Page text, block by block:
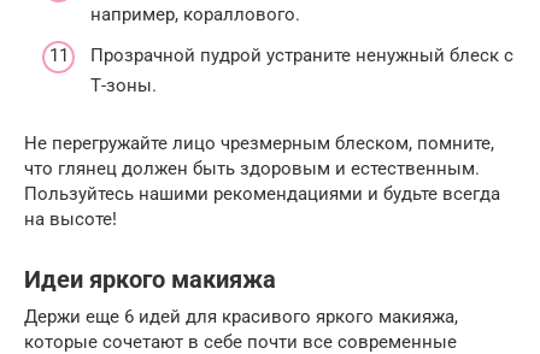
например, кораллового.
Прозрачной пудрой устраните ненужный блеск с
Т-зоны.
Не перегружайте лицо чрезмерным блеском, помните,
что глянец должен быть здоровым и естественным.
Пользуйтесь нашими рекомендациями и будьте всегда
на высоте!
Идеи яркого макияжа
Держи еще 6 идей для красивого яркого макияжа,
которые сочетают в себе почти все современные